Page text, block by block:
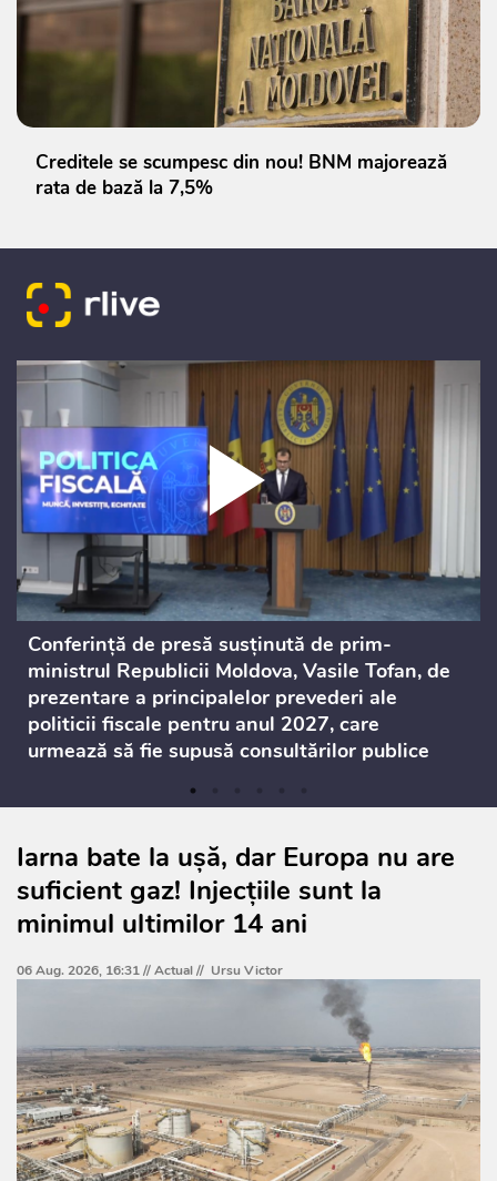
Creditele se scumpesc din nou! BNM majorează
rata de bază la 7,5%
Conferință de presă susținută de prim-
ministrul Republicii Moldova, Vasile Tofan, de
prezentare a principalelor prevederi ale
politicii fiscale pentru anul 2027, care
urmează să fie supusă consultărilor publice
Iarna bate la ușă, dar Europa nu are
suficient gaz! Injecțiile sunt la
minimul ultimilor 14 ani
06 Aug. 2026, 16:31 //Actual// Ursu Victor